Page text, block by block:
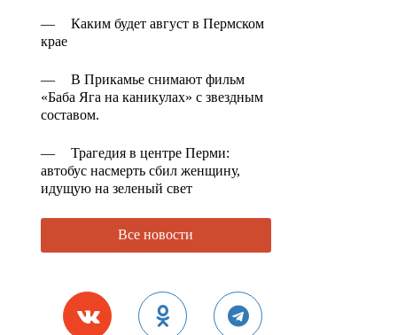
—
Каким будет август в Пермском
крае
—
В Прикамье снимают фильм
«Баба Яга на каникулах» с звездным
составом.
—
Трагедия в центре Перми:
автобус насмерть сбил женщину,
идущую на зеленый свет
Все новости